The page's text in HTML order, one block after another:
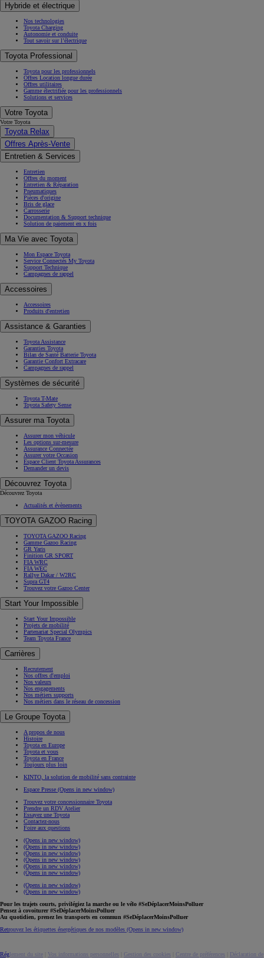
Hybride et électrique
Nos technologies
Toyota Charging
Autonomie et conduite
Tout savoir sur l’électrique
Toyota Professional
Toyota pour les professionnels
Offres Location longue durée
Offres utilitaires
Gamme électrifiée pour les professionnels
Solutions et services
Votre Toyota
Votre Toyota
Toyota Relax
Offres Après-Vente
Entretien & Services
Entretien
Offres du moment
Entretien & Réparation
Pneumatiques
Pièces d'origine
Bris de glace
Carrosserie
Documentation & Support technique
Solution de paiement en x fois
Ma Vie avec Toyota
Mon Espace Toyota
Service Connectés My Toyota
Support Technique
Campagnes de rappel
Accessoires
Accessoires
Produits d'entretien
Assistance & Garanties
Toyota Assistance
Garanties Toyota
Bilan de Santé Batterie Toyota
Garantie Confort Extracare
Campagnes de rappel
Systèmes de sécurité
Toyota T-Mate
Toyota Safety Sense
Assurer ma Toyota
Assurer mon véhicule
Les options sur-mesure
Assurance Connectée
Assurer votre Occasion
Espace Client Toyota Assurances
Demander un devis
Découvrez Toyota
Découvrez Toyota
Actualités et évènements
TOYOTA GAZOO Racing
TOYOTA GAZOO Racing
Gamme Gazoo Racing
GR Yaris
Finition GR SPORT
FIA WRC
FIA WEC
Rallye Dakar / W2RC
Supra GT4
Trouvez votre Gazoo Center
Start Your Impossible
Start Your Impossible
Projets de mobilité
Partenariat Special Olympics
Team Toyota France
Carrières
Recrutement
Nos offres d'emploi
Nos valeurs
Nos engagements
Nos métiers supports
Nos métiers dans le réseau de concession
Le Groupe Toyota
A propos de nous
Histoire
Toyota en Europe
Toyota et vous
Toyota en France
Toujours plus loin
KINTO, la solution de mobilité sans contrainte
Espace Presse (Opens in new window)
Trouvez votre concessionnaire Toyota
Prendre un RDV Atelier
Essayez une Toyota
Contactez-nous
Foire aux questions
(Opens in new window)
(Opens in new window)
(Opens in new window)
(Opens in new window)
(Opens in new window)
(Opens in new window)
(Opens in new window)
(Opens in new window)
Pour les trajets courts, privilégiez la marche ou le vélo #SeDéplacerMoinsPolluer
Pensez à covoiturer #SeDéplacerMoinsPolluer
Au quotidien, prenez les transports en commun #SeDéplacerMoinsPolluer
Retrouvez les étiquettes énergétiques de nos modèles (Opens in new window)
Réglement du site Vos informations personnelles Gestion des cookies Centre de préférences
Déclaration de